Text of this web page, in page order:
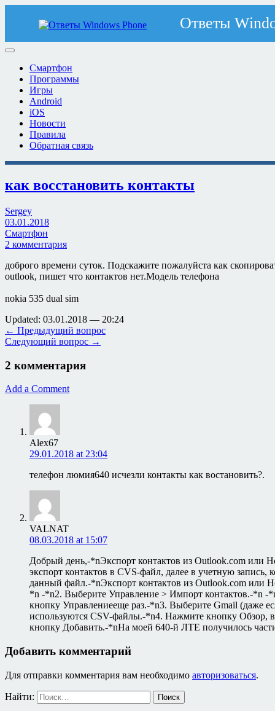
Смартфон
Программы
Игры
Android
iOS
Новости
Правила
Обратная связь
как восстановить контакты
Sergey
03.01.2018
Смартфон
2 комментария
доброго времени суток. Подскажите пожалуйста как
outlook, пишет что контактов нет.Модель телефона
nokia 535 dual sim
Updated: 03.01.2018 — 20:24
← Предыдущий вопрос
Следующий вопрос →
2 комментария
Add a Comment
Alex67
29.01.2018 at 23:04
телефон люмия640 исчезли контакты как востановить?.
VALNAT
08.03.2018 at 15:07
Добрый день,-*nЭкспорт контактов из Outlook.com или
экспорт контактов в CVS-файл, далее в учетную
данный файл.-*nЭкспорт контактов из Outlook.com или
*n -*n2. Выберите Управление > Импорт контактов.-*n
кнопку Управлениееще раз.-*n3. Выберите Gmail (даже
используются CSV-файлы.-*n4. Нажмите кнопку Обзор,
кнопку Добавить.-*nНа моей 640-й ЛТЕ получилось
Добавить комментарий
Для отправки комментария вам необходимо авторизоваться.
Найти: